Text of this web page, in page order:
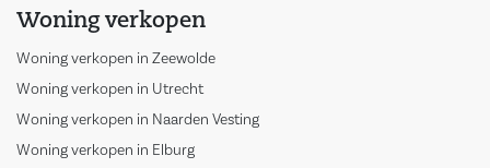
Woning verkopen
Woning verkopen in Zeewolde
Woning verkopen in Utrecht
Woning verkopen in Naarden Vesting
Woning verkopen in Elburg